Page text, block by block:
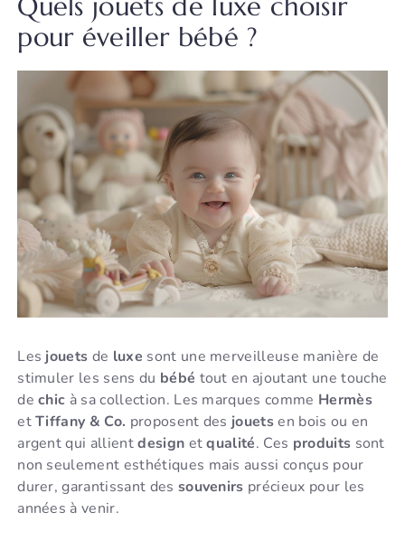
Quels jouets de luxe choisir
pour éveiller bébé ?
Les jouets de luxe sont une merveilleuse manière de
stimuler les sens du bébé tout en ajoutant une touche
dechic à sa collection. Les marques comme Hermès
etTiffany & Co. proposent des jouetsen bois ou en
argent qui allientdesign etqualité. Ces produits sont
non seulement esthétiques mais aussi conçus pour
durer, garantissant des souvenirs précieux pour les
années à venir.